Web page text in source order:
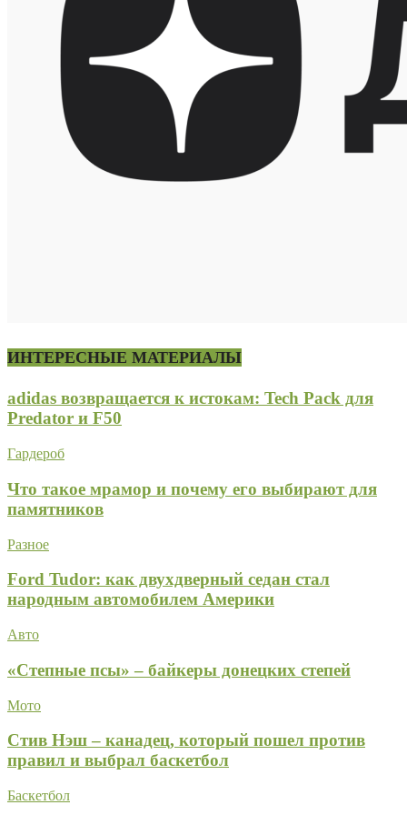
ИНТЕРЕСНЫЕ МАТЕРИАЛЫ
adidas возвращается к истокам: Tech Pack для
Predator и F50
Гардероб
Что такое мрамор и почему его выбирают для
памятников
Разное
Ford Tudor: как двухдверный седан стал
народным автомобилем Америки
Авто
«Степные псы» – байкеры донецких степей
Мото
Стив Нэш – канадец, который пошел против
правил и выбрал баскетбол
Баскетбол